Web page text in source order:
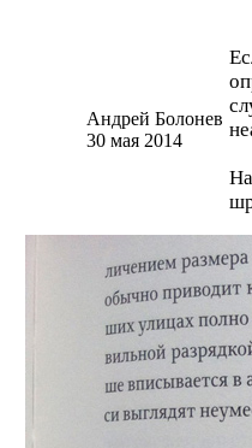
Андрей Болонев
30 мая 2014